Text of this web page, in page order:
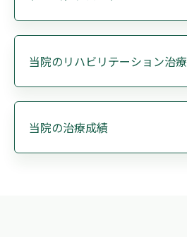
当院のリハビリテーション治療
当院の治療成績